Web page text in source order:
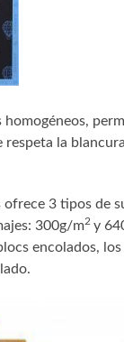
la
ofrece 3 tipos de
300g/m2y
encolados,